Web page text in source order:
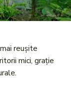
reușite
mici, grație